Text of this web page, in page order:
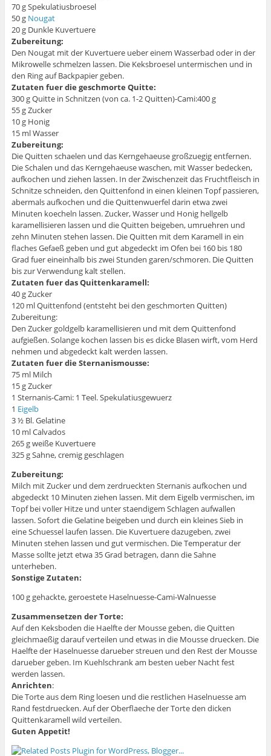
70 g Spekulatiusbroesel
50 g Nougat
20 g Dunkle Kuvertuere
Zubereitung:
Den Nougat mit der Kuvertuere ueber einem Wasserbad oder in der
Mikrowelle schmelzen lassen. Die Keksbroesel untermischen und in
den Ring auf Backpapier geben.
Zutaten fuer die geschmorte Quitte:
300 g Quitte in Schnitzen (von ca. 1-2 Quitten)-Cami:400 g
55 g Zucker
10 g Honig
15 ml Wasser
Zubereitung:
Die Quitten schaelen und das Kerngehaeuse großzuegig entfernen.
Die Schalen und das Kerngehaeuse waschen, mit Wasser bedecken,
aufkochen und ziehen lassen. In der Zwischenzeit das Fruchtfleisch in
Schnitze schneiden, den Quittenfond in einen kleinen Topf passieren,
abermals aufkochen und die Quittenwuerfel darin etwa zwei
Minuten koecheln lassen. Zucker, Wasser und Honig hellgelb
karamellisieren lassen und die Quitten beigeben, umruehren und
zehn Minuten stehen lassen. Die Quitten mit dem Karamell in ein
flaches Gefaeß geben und gut abgedeckt im Ofen bei 160 bis 180
Grad fuer eineinhalb bis zwei Stunden garen/schmoren. Die Quitten
bis zur Verwendung kalt stellen.
Zutaten fuer das Quittenkaramell:
40 g Zucker
120 ml Quittenfond (entsteht bei den geschmorten Quitten)
Zubereitung:
Den Zucker goldgelb karamellisieren und mit dem Quittenfond
aufgießen. Solange kochen lassen bis es dicke Blasen wirft, vom Herd
nehmen und abgedeckt kalt werden lassen.
Zutaten fuer die Sternanismousse:
75 ml Milch
15 g Zucker
1 Sternanis-Cami: 1 Teel. Spekulatiusgewuerz
1 Eigelb
3 ½ Bl. Gelatine
10 ml Calvados
265 g weiße Kuvertuere
325 g Sahne, cremig geschlagen
Zubereitung:
Milch mit Zucker und dem zerdrueckten Sternanis aufkochen und
abgedeckt 10 Minuten ziehen lassen. Mit dem Eigelb vermischen, im
Topf bei voller Hitze und unter staendigem Schlagen aufwallen
lassen. Sofort die Gelatine beigeben und durch ein kleines Sieb in
eine Schuessel laufen lassen. Die Kuvertuere dazugeben, zwei
Minuten stehen lassen und gut vermischen. Die Temperatur der
Masse sollte jetzt etwa 35 Grad betragen, dann die Sahne
unterheben.
Sonstige Zutaten:
100 g gehackte, geroestete Haselnuesse-Cami-Walnuesse
Zusammensetzen der Torte:
Auf den Keksboden die Haelfte der Mousse geben, die Quitten
gleichmaeßig darauf verteilen und etwas in die Mousse druecken. Die
Haelfte der Haselnuesse darueber streuen und den Rest der Mousse
darueber geben. Im Kuehlschrank am besten ueber Nacht fest
werden lassen.
Anrichten:
Die Torte aus dem Ring loesen und die restlichen Haselnuesse am
Rand festdruecken. Auf der Oberflaeche der Torte den dicken
Quittenkaramell wild verteilen.
Guten Appetit!